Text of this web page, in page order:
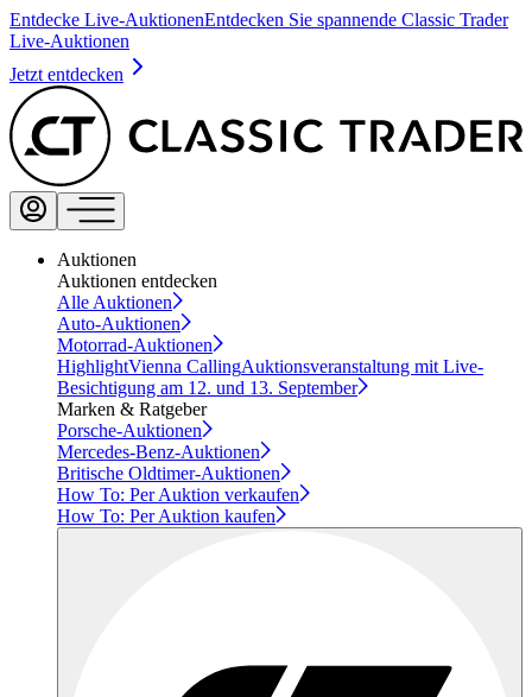
Entdecke Live-AuktionenEntdecken Sie spannende Classic Trader
Live-Auktionen
Jetzt entdecken
Auktionen
Auktionen entdecken
Alle Auktionen
Auto-Auktionen
Motorrad-Auktionen
HighlightVienna CallingAuktionsveranstaltung mit Live-
Besichtigung am 12. und 13. September
Marken & Ratgeber
Porsche-Auktionen
Mercedes-Benz-Auktionen
Britische Oldtimer-Auktionen
How To: Per Auktion verkaufen
How To: Per Auktion kaufen